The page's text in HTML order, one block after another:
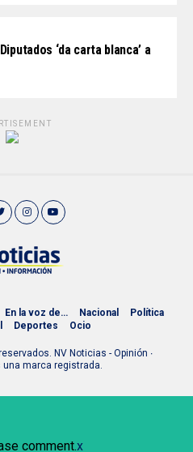
‘da carta blanca’ a
En la voz de… Nacional
Política
Deportes Ocio
NV Noticias - Opinión ∙
marca registrada.
comment.x